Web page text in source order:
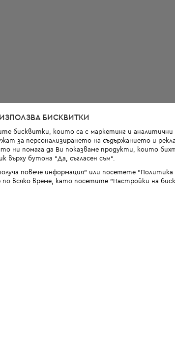
ИЗПОЛЗВА БИСКВИТКИ
бисквитки, които са с маркетинг и
за персонализирането на съдържанието и
помага да Ви показваме продукти, които
върху бутона “Да, съгласен съм“.
повече информация" или посетете
всяко време, като посетите "Настройки на